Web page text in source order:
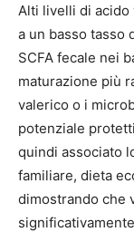
Alti livelli di acido
a un basso tasso
SCFA fecale nei
maturazione più
valerico o i
potenziale
quindi associato
familiare, dieta
dimostrando che